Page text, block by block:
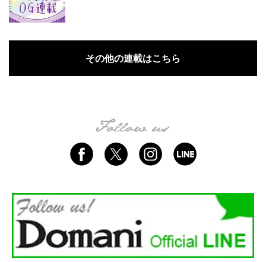
その他の連載はこちら